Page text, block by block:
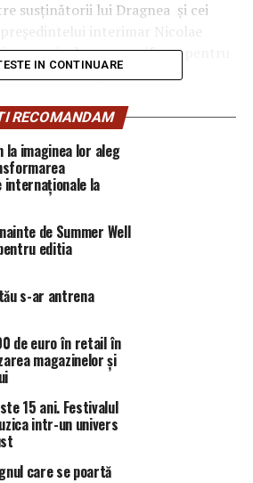
susţinătorii lui Dragnea şi cei
interimar Nicolae
o ocazie de a se manifesta pentru
ai actualului şef PSD.
arătat că se înţeleg perfect şi
demis cu certuri nde
vicepremier şi puternic
Ștefănescu, poate cel mai vocal
partid.
susţinere a lui Bădălău, alt mare
dar nu au ezitat nici să îl atace
Răzvan Cuc şi de primarul
că a convocat ilegal
astfel un conflict deschis.
fost cel mai clar:
zile fierbinţi la
IN CONTINUARE
RECOMANDAM
la imaginea lor aleg
internaționale la
de Summer Well
editia
s-ar antrena
de euro în retail în
magazinelor și
15 ani. Festivalul
intr-un univers
care se poartă